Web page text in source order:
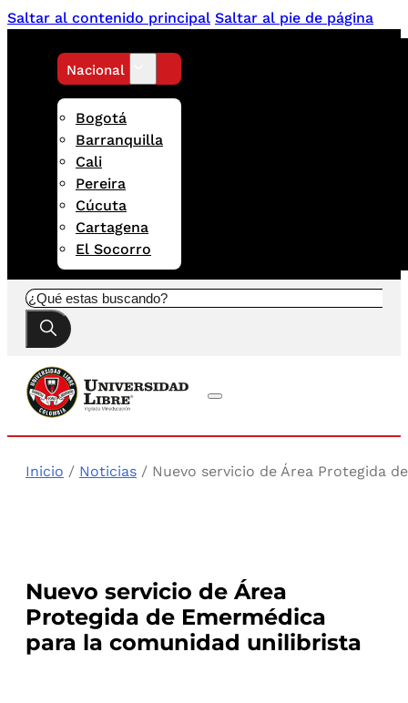
Saltar al contenido principal Saltar al pie de página
Nacional
Bogotá
Barranquilla
Cali
Pereira
Cúcuta
Cartagena
El Socorro
Buscar
Inicio / Noticias / Nuevo servicio de Área Protegida
Nuevo servicio de Área
Protegida de Emermédica
para la comunidad unilibrista